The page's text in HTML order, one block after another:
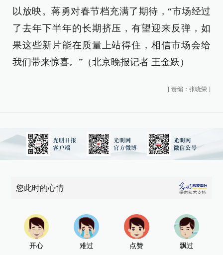
以放映。蒋勇对春节档充满了期待，“市场经过
了去年下半年的长期挤压，有望迎来反弹，如
果这些新片能在质量上站得住，相信市场会给
我们带来惊喜。”（北京晚报记者 王金跃）
[ 责编：张晓荣 ]
您此时的心情
开心 难过 点赞 飘过